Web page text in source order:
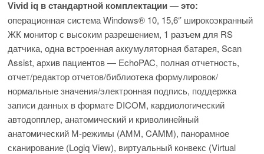
Vivid iq в стандартной комплектации — это:
операционная система Windows® 10, 15,6‘’ широкоэкранный
ЖК монитор с высоким разрешением, 1 разъем для RS
датчика, одна встроенная аккумуляторная батарея, Scan
Assist, архив пациентов — EchoPAC, полная отчетность,
отчет/редактор отчетов/библиотека формулировок/
нормальные значения/электронная подпись, поддержка
записи данных в формате DICOM, кардиологический
автодопплер, анатомический и криволинейный
анатомический М­-режимы (АММ, CAMM), панорамное
сканирование (Logiq View), виртуальный конвекс (Virtual